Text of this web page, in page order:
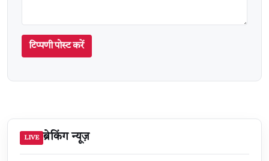
टिप्पणी पोस्ट करें
LIVE ब्रेकिंग न्यूज़